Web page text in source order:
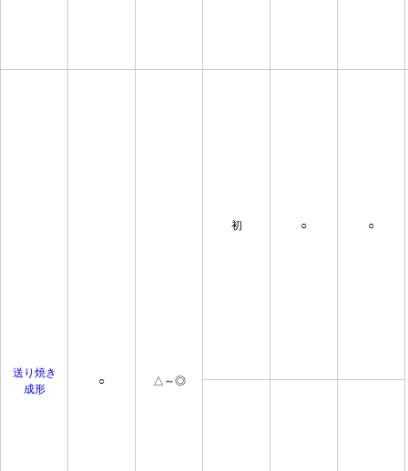
送り焼き
成形
○ △～◎
初 ○ ○